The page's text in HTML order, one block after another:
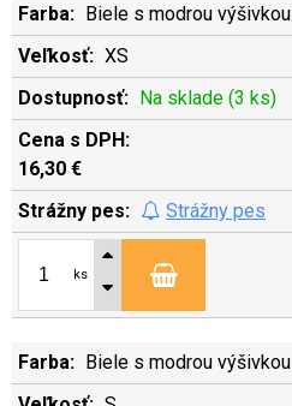
Biele s modrou výšivkou
XS
Na sklade (3 ks)
16,30 €
Strážny pes
ks
Biele s modrou výšivkou